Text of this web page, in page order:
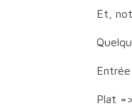
Et,
Plat